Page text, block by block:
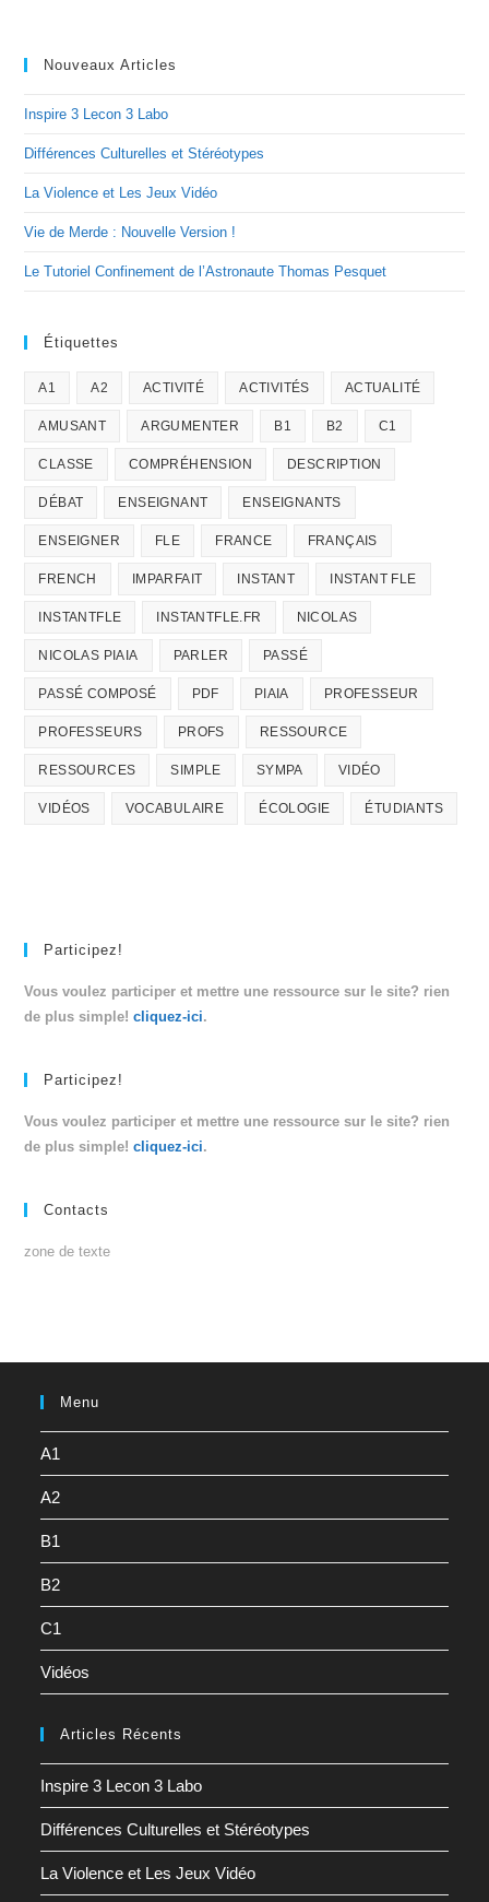
Nouveaux Articles
Inspire 3 Lecon 3 Labo
Différences Culturelles et Stéréotypes
La Violence et Les Jeux Vidéo
Vie de Merde : Nouvelle Version !
Le Tutoriel Confinement de l’Astronaute Thomas Pesquet
Étiquettes
A1 A2 ACTIVITÉ ACTIVITÉS ACTUALITÉ
AMUSANT ARGUMENTER B1 B2 C1
CLASSE COMPRÉHENSION DESCRIPTION
DÉBAT ENSEIGNANT ENSEIGNANTS
ENSEIGNER FLE FRANCE FRANÇAIS
FRENCH IMPARFAIT INSTANT INSTANT FLE
INSTANTFLE INSTANTFLE.FR NICOLAS
NICOLAS PIAIA PARLER PASSÉ
PASSÉ COMPOSÉ PDF PIAIA PROFESSEUR
PROFESSEURS PROFS RESSOURCE
RESSOURCES SIMPLE SYMPA VIDÉO
VIDÉOS VOCABULAIRE ÉCOLOGIE ÉTUDIANTS
Participez!
Vous voulez participer et mettre une ressource sur le site? rien
de plus simple!cliquez-ici.
Participez!
Vous voulez participer et mettre une ressource sur le site? rien
de plus simple!cliquez-ici.
Contacts
zone de texte
Menu
A1
A2
B1
B2
C1
Vidéos
Articles Récents
Inspire 3 Lecon 3 Labo
Différences Culturelles et Stéréotypes
La Violence et Les Jeux Vidéo